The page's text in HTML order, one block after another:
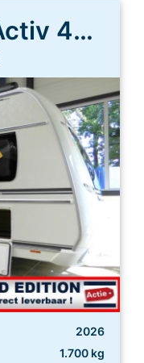
Fendt Bianco Activ 465 SGE
2026
1.700 kg